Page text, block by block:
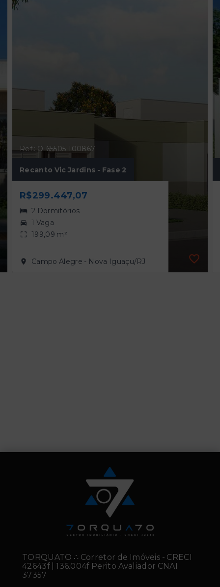
Ref.: O-65505-100867
Recanto Vic Jardins - Fase 2
R$299.447,07
2 Dormitórios
1 Vaga
199,09 m²
Campo Alegre - Nova Iguaçu/RJ
TORQUATO ∴ Corretor de Imóveis - CRECI
42643f | 136.004f Perito Avaliador CNAI
37357